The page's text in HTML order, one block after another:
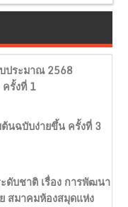
ประมาณ 2568
รั้งที่ 1
ต้นฉบับง่ายขึ้น ครั้งที่ 3
ดับชาติ เรื่อง การพัฒนา
สมาคมห้องสมุดแห่ง